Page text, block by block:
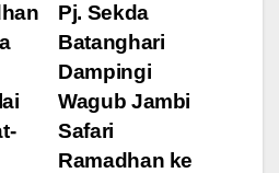
Pj. Sekda
Batanghari
Dampingi
Wagub Jambi
Safari
Ramadhan ke